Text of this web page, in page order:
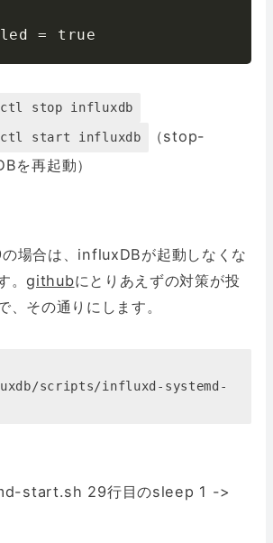
= true
stop influxdb
start influxdb
（stop-
を再起動）
場合は、influxDBが起動しなくな
。githubにとりあえずの対策が投
、その通りにします。
scripts/influxd-systemd-
start.sh 29行目のsleep 1 ->